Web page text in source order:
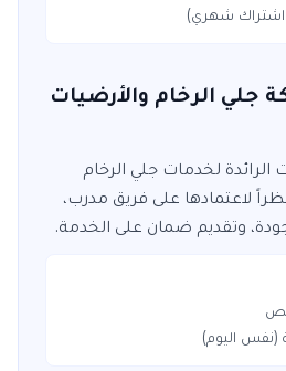
اشتراك شهري)
الرخام والأرضيات
الرائدة لخدمات جلي الرخام
لاعتمادها على فريق مدرب،
وتقديم ضمان على الخدمة.
(نفس اليوم)